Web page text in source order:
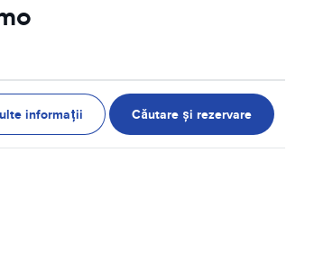
informații Căutare și rezervare